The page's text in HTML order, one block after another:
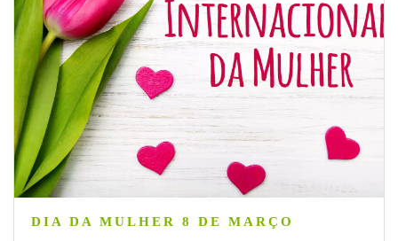
DIA DA MULHER 8 DE MARÇO